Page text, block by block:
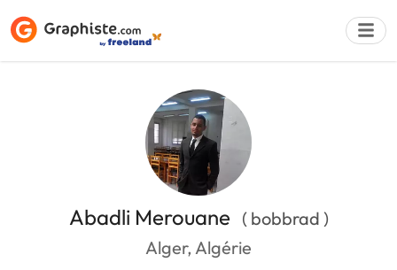
Abadli Merouane ( bobbrad )
Alger, Algérie